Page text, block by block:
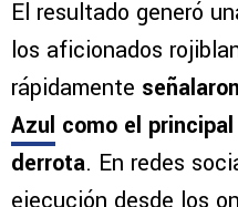
2026: Cruz
histórica
El resultado generó
los aficionados
rápidamente